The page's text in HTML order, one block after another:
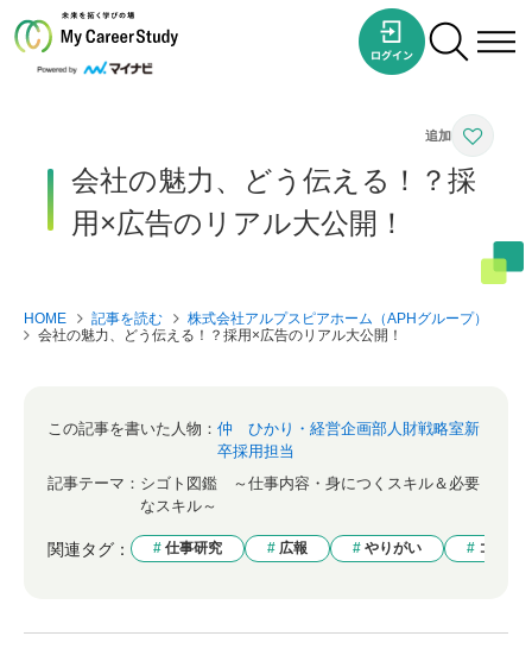
会社の魅力、どう伝える！？採
用×広告のリアル大公開！
HOME 記事を読む
株式会社アルプスピアホーム（APHグループ）
会社の魅力、どう伝える！？採用×広告のリアル大公開！
この記事を書いた人物： 仲 ひかり・経営企画部人財戦略室新
卒採用担当
記事テーマ： シゴト図鑑 ～仕事内容・身につくスキル＆必要
なスキル～
関連タグ： 仕事研究 広報 やりがい コミュ